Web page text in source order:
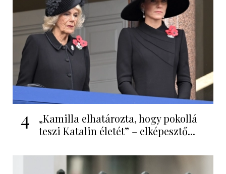
4
„Kamilla elhatározta, hogy pokollá
teszi Katalin életét” – elképesztő...